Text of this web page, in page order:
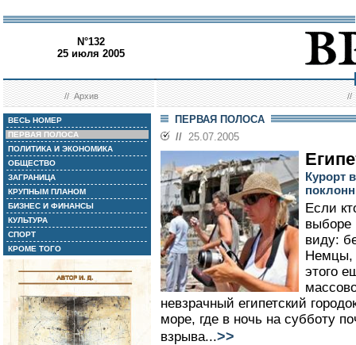
N°132
25 июля 2005
//Архив //
ВЕСЬ НОМЕР
ПЕРВАЯ ПОЛОСА
ПОЛИТИКА И ЭКОНОМИКА
ОБЩЕСТВО
ЗАГРАНИЦА
КРУПНЫМ ПЛАНОМ
БИЗНЕС И ФИНАНСЫ
КУЛЬТУРА
СПОРТ
КРОМЕ ТОГО
ПЕРВАЯ ПОЛОСА
// 25.07.2005
Курорт
Если
выборе
виду:
Немцы,
этого
невзрачный египетский
море, где в ночь на субботу
взрыва...>>